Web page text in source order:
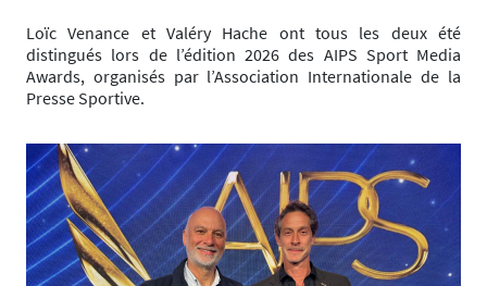
Loïc Venance et Valéry Hache ont tous les deux été
distingués lors de l’édition 2026 des AIPS Sport Media
Awards, organisés par l’Association Internationale de la
Presse Sportive.